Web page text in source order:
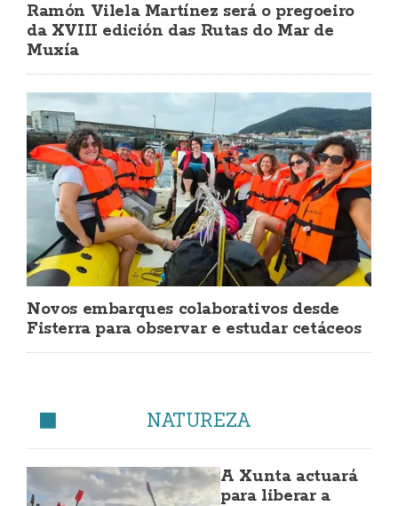
Ramón Vilela Martínez será o pregoeiro
da XVIII edición das Rutas do Mar de
Muxía
Novos embarques colaborativos desde
Fisterra para observar e estudar cetáceos
NATUREZA
A Xunta actuará
para liberar a